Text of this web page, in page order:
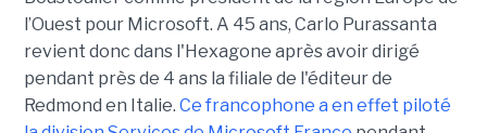
l’Ouest pour Microsoft. A 45 ans, Carlo Purassanta
revient donc dans l'Hexagone après avoir dirigé
pendant près de 4 ans la filiale de l'éditeur de
Redmond en Italie. Ce francophone a en effet piloté